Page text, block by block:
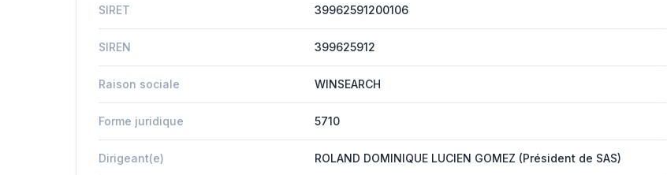
SIRET 39962591200106
SIREN 399625912
Raison sociale WINSEARCH
Forme juridique 5710
Dirigeant(e) ROLAND DOMINIQUE LUCIEN GOMEZ (Président de SAS)